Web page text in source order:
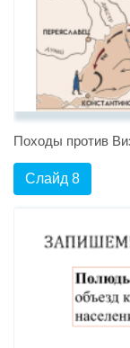
Походы против
Слайд 8